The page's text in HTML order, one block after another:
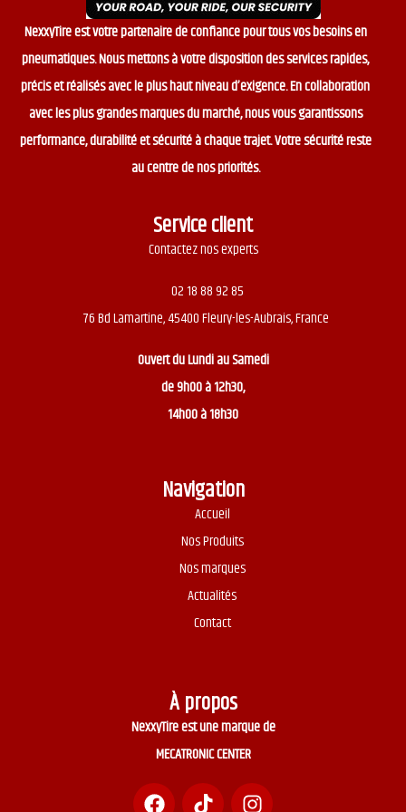
NexxyTire est votre partenaire de confiance pour tous vos besoins en
pneumatiques. Nous mettons à votre disposition des services rapides,
précis et réalisés avec le plus haut niveau d’exigence. En collaboration
avec les plus grandes marques du marché, nous vous garantissons
performance, durabilité et sécurité à chaque trajet. Votre sécurité reste
au centre de nos priorités.
Service client
Contactez nos experts
02 18 88 92 85
76 Bd Lamartine, 45400 Fleury-les-Aubrais, France
Ouvert duLundi au Samedi
de 9h00 à 12h30,
14h00 à 18h30
Navigation
Accueil
Nos Produits
Nos marques
Actualités
Contact
À propos
NexxyTire est une marque de
MECATRONIC CENTER